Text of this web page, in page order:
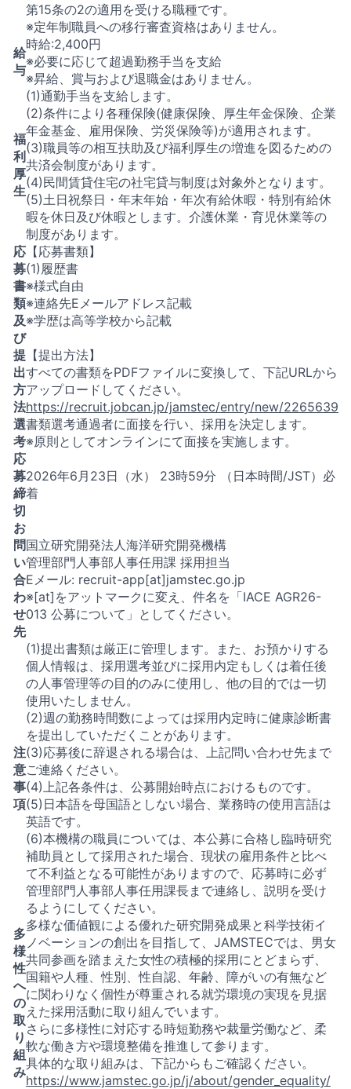
第15条の2の適用を受ける職種です。
※定年制職員への移行審査資格はありません。
給
与
時給:2,400円
※必要に応じて超過勤務手当を支給
※昇給、賞与および退職金はありません。
福
利
厚
生
(1)通勤手当を支給します。
(2)条件により各種保険(健康保険、厚生年金保険、企業
年金基金、雇用保険、労災保険等)が適用されます。
(3)職員等の相互扶助及び福利厚生の増進を図るための
共済会制度があります。
(4)民間賃貸住宅の社宅貸与制度は対象外となります。
(5)土日祝祭日・年末年始・年次有給休暇・特別有給休
暇を休日及び休暇とします。介護休業・育児休業等の
制度があります。
応
募
書
類
及
び
提
出
方
法
【応募書類】
(1)履歴書
※様式自由
※連絡先Eメールアドレス記載
※学歴は高等学校から記載
【提出方法】
すべての書類をPDFファイルに変換して、下記URLから
アップロードしてください。
https://recruit.jobcan.jp/jamstec/entry/new/2265639
選
考
書類選考通過者に面接を行い、採用を決定します。
※原則としてオンラインにて面接を実施します。
応
募
締
切
2026年6月23日（水） 23時59分 （日本時間/JST）必
着
お
問
い
合
わ
せ
先
国立研究開発法人海洋研究開発機構
管理部門人事部人事任用課 採用担当
Eメール: recruit-app[at]jamstec.go.jp
※[at]をアットマークに変え、件名を「IACE AGR26-
013 公募について」としてください。
注
意
事
項
(1)提出書類は厳正に管理します。また、お預かりする
個人情報は、採用選考並びに採用内定もしくは着任後
の人事管理等の目的のみに使用し、他の目的では一切
使用いたしません。
(2)週の勤務時間数によっては採用内定時に健康診断書
を提出していただくことがあります。
(3)応募後に辞退される場合は、上記問い合わせ先まで
ご連絡ください。
(4)上記各条件は、公募開始時点におけるものです。
(5)日本語を母国語としない場合、業務時の使用言語は
英語です。
(6)本機構の職員については、本公募に合格し臨時研究
補助員として採用された場合、現状の雇用条件と比べ
て不利益となる可能性がありますので、応募時に必ず
管理部門人事部人事任用課長まで連絡し、説明を受け
るようにしてください。
多
様
性
へ
の
取
り
組
み
多様な価値観による優れた研究開発成果と科学技術イ
ノベーションの創出を目指して、JAMSTECでは、男女
共同参画を踏まえた女性の積極的採用にとどまらず、
国籍や人種、性別、性自認、年齢、障がいの有無など
に関わりなく個性が尊重される就労環境の実現を見据
えた採用活動に取り組んでいます。
さらに多様性に対応する時短勤務や裁量労働など、柔
軟な働き方や環境整備を推進して参ります。
具体的な取り組みは、下記からもご確認ください。
https://www.jamstec.go.jp/j/about/gender_equality/